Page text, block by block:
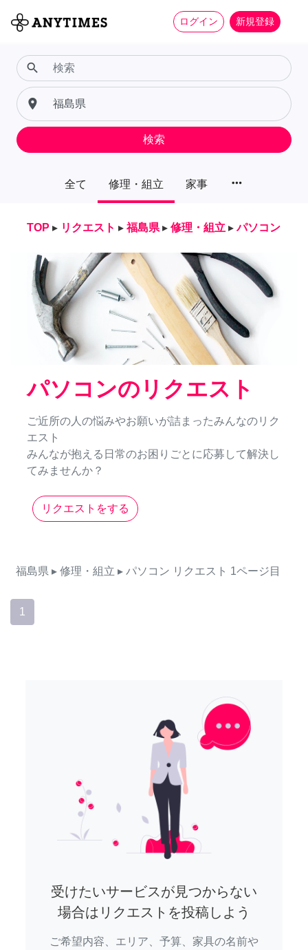
ログイン 新規登録
全て 修理・組立 家事 more_horiz
search
place
検索
TOP ▸ リクエスト ▸ 福島県 ▸ 修理・組立 ▸ パソコン
パソコンのリクエスト
ご近所の人の悩みやお願いが詰まったみんなのリク
エスト
みんなが抱える日常のお困りごとに応募して解決し
てみませんか？
リクエストをする
福島県 ▸ 修理・組立 ▸ パソコン リクエスト 1ページ目
1
受けたいサービスが見つからない
場合はリクエストを投稿しよう
ご希望内容、エリア、予算、家具の名前や